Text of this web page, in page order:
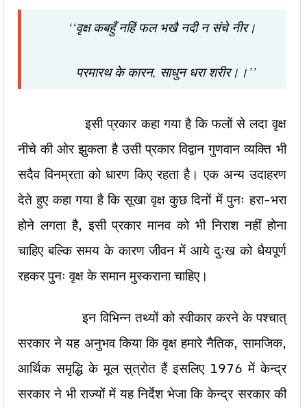
‘‘वृक्ष कबहुँ नहिं फल भखै नदी न संचे नीर।
परमारथ के कारन, साधुन धरा शरीर।।’’
इसी प्रकार कहा गया है कि फलों से लदा वृक्ष
नीचे की ओर झुकता है उसी प्रकार विद्वान गुणवान व्यक्ति भी
सदैव विनम्रता को धारण किए रहता है। एक अन्य उदाहरण
देते हुए कहा गया है कि सूखा वृक्ष कुछ दिनों में पुनः हरा-भरा
होने लगता है, इसी प्रकार मानव को भी निराश नहीं होना
चाहिए बल्कि समय के कारण जीवन में आये दुःख को धैयपूर्ण
रहकर पुनः वृक्ष के समान मुस्कराना चाहिए।
इन विभिन्न तथ्यों को स्वीकार करने के पश्चात्
सरकार ने यह अनुभव किया कि वृक्ष हमारे नैतिक, सामजिक,
आर्थिक समृद्धि के मूल स़्त्रोत हैं इसलिए 1976 में केन्द्र
सरकार ने भी राज्यों में यह निर्देश भेजा कि केन्द्र सरकार की